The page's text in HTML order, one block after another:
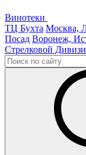
Винотеки
ТЦ Бухта Москва,
Посад Воронеж,
Стрелковой